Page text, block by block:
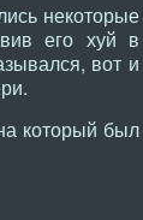
некоторые
его хуй в
вот и
который был